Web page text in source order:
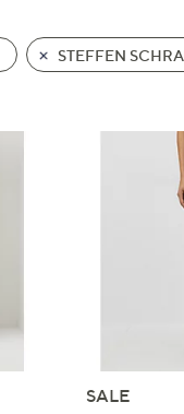
STEFFEN
SALE